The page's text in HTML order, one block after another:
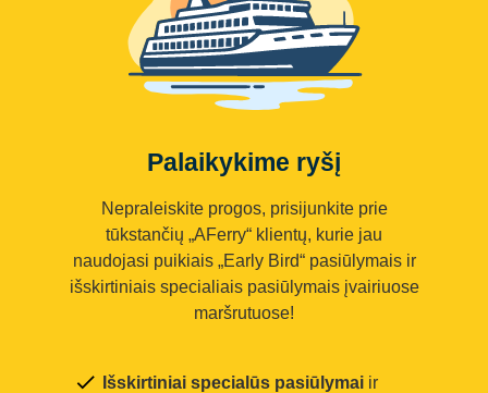
Palaikykime ryšį
Nepraleiskite progos, prisijunkite prie
tūkstančių „AFerry“ klientų, kurie jau
naudojasi puikiais „Early Bird“ pasiūlymais ir
išskirtiniais specialiais pasiūlymais įvairiuose
maršrutuose!
Išskirtiniai specialūs pasiūlymai ir